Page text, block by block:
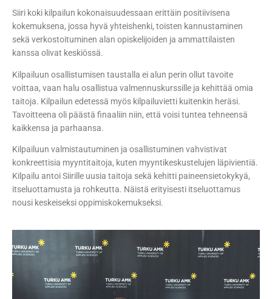
Siiri koki kilpailun kokonaisuudessaan erittäin positiivisena
kokemuksena, jossa hyvä yhteishenki, toisten kannustaminen
sekä verkostoituminen alan opiskelijoiden ja ammattilaisten
kanssa olivat keskiössä.
Kilpailuun osallistumisen taustalla ei alun perin ollut tavoite
voittaa, vaan halu osallistua valmennuskurssille ja kehittää omia
taitoja. Kilpailun edetessä myös kilpailuvietti kuitenkin heräsi.
Tavoitteena oli päästä finaaliin niin, että voisi tuntea tehneensä
kaikkensa ja parhaansa.
Kilpailuun valmistautuminen ja osallistuminen vahvistivat
konkreettisia myyntitaitoja, kuten myyntikeskustelujen läpivientiä.
Kilpailu antoi Siirille uusia taitoja sekä kehitti paineensietokykyä,
itseluottamusta ja rohkeutta. Näistä erityisesti itseluottamus
nousi keskeiseksi oppimiskokemukseksi.